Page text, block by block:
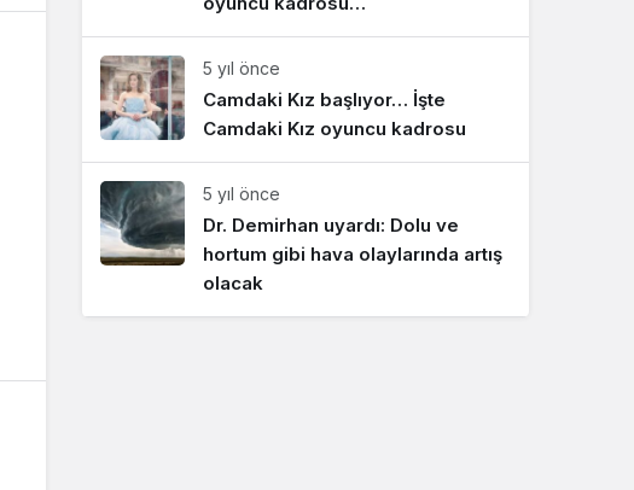
5 yıl önce
Camdaki Kız başlıyor… İşte
Camdaki Kız oyuncu kadrosu
5 yıl önce
Dr. Demirhan uyardı: Dolu ve
hortum gibi hava olaylarında artış
olacak